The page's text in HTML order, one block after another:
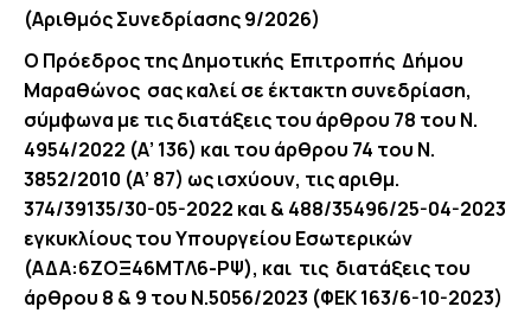
(Αριθμός Συνεδρίασης9/2026)
Ο Πρόεδρος της Δημοτικής Επιτροπής Δήμου
Μαραθώνος σας καλεί σε έκτακτη συνεδρίαση,
σύμφωνα με τις διατάξεις του άρθρου 78 του Ν.
4954/2022 (Α’ 136) και του άρθρου 74 του Ν.
3852/2010 (Α’ 87) ως ισχύουν, τις αριθμ.
374/39135/30-05-2022 και & 488/35496/25-04-2023
εγκυκλίους του Υπουργείου Εσωτερικών
(ΑΔΑ:6ΖΟΞ46ΜΤΛ6-ΡΨ), και τις διατάξεις του
άρθρου 8 & 9 του Ν.5056/2023 (ΦΕΚ 163/6-10-2023)